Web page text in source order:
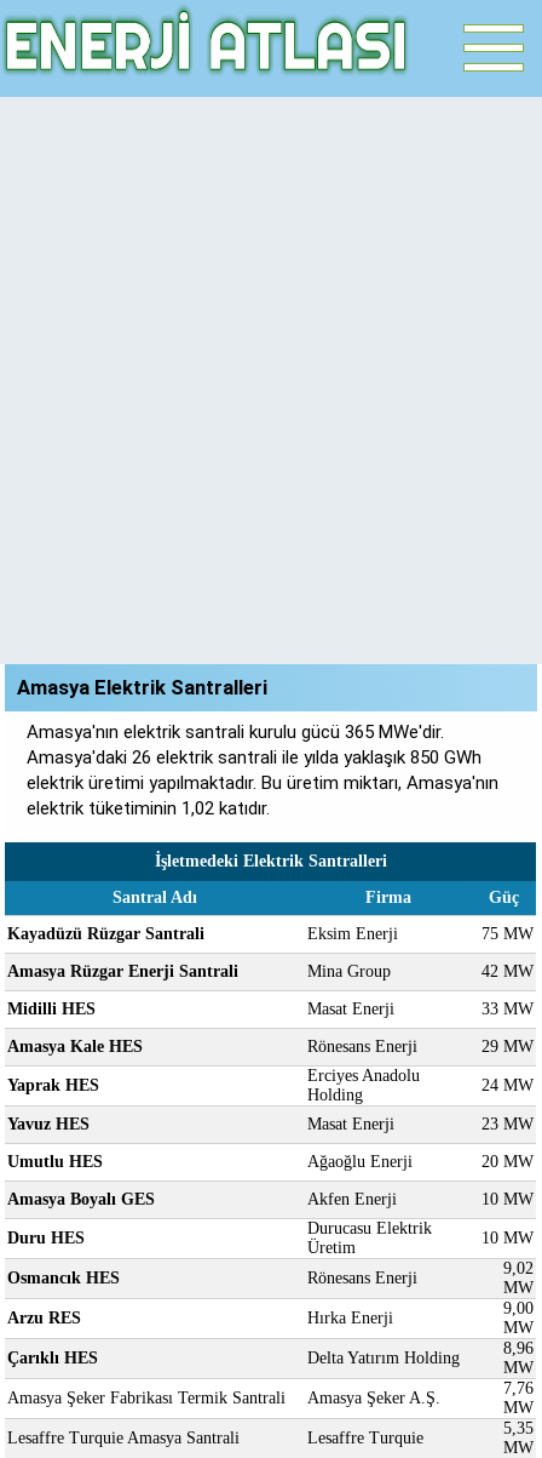
Amasya Elektrik Santralleri
Amasya'nın elektrik santrali kurulu gücü 365 MWe'dir.
Amasya'daki 26 elektrik santrali ile yılda yaklaşık 850 GWh
elektrik üretimi yapılmaktadır. Bu üretim miktarı, Amasya'nın
elektrik tüketiminin 1,02 katıdır.
İşletmedeki Elektrik Santralleri
Santral Adı
Firma
Güç
Kayadüzü Rüzgar Santrali
Eksim Enerji 75 MW
Amasya Rüzgar Enerji Santrali Mina Group 42 MW
Midilli HES Masat Enerji 33 MW
Amasya Kale HES Rönesans Enerji 29 MW
Yaprak HES
Erciyes Anadolu
Holding
24 MW
Yavuz HES Masat Enerji 23 MW
Umutlu HES Ağaoğlu Enerji 20 MW
Amasya Boyalı GES Akfen Enerji 10 MW
Duru HES
Durucasu Elektrik
Üretim
10 MW
Osmancık HES Rönesans Enerji
9,02
MW
Arzu RES
Hırka Enerji
9,00
MW
Çarıklı HES
Delta Yatırım Holding
8,96
MW
Amasya Şeker Fabrikası Termik Santrali
Amasya Şeker A.Ş.
7,76
MW
Lesaffre Turquie Amasya Santrali
Lesaffre Turquie
5,35
MW